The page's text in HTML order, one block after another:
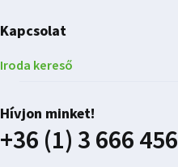
Kapcsolat
Iroda kereső
Hívjon minket!
+36 (1) 3 666 456